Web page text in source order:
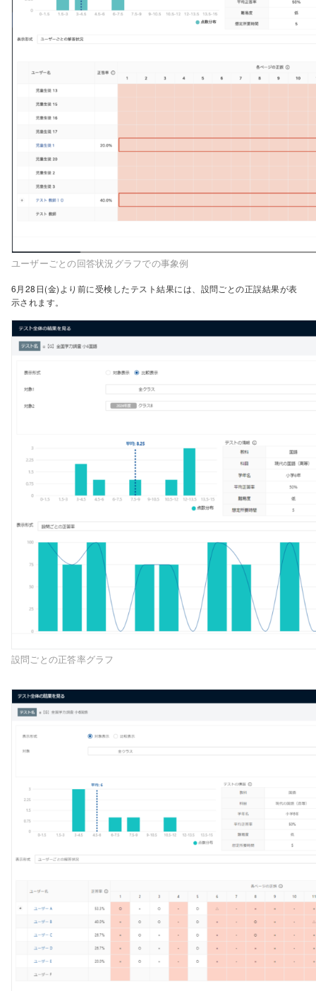
ユーザーごとの回答状況グラフでの事象例
6月28日(金)より前に受検したテスト結果には、設問ごとの正誤結果が表
示されます。
設問ごとの正答率グラフ